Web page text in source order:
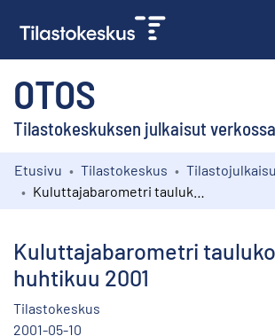
OTOS
Tilastokeskuksen julkaisut verkossa
Kokoelmat
Etusivu Tilastokeskus
Kuluttajabarometri
huhtikuu 2001
Tilastokeskus
2001-05-10